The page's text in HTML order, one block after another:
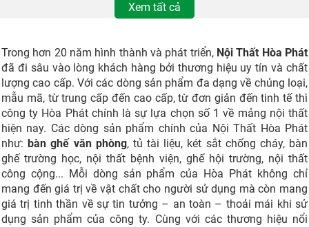
Xem tất cả
Trong hơn 20 năm hình thành và phát triển, Nội Thất Hòa Phát
đã đi sâu vào lòng khách hàng bởi thương hiệu uy tín và chất
lượng cao cấp. Với các dòng sản phẩm đa dạng về chủng loại,
mẫu mã, từ trung cấp đến cao cấp, từ đơn giản đến tinh tế thì
công ty Hòa Phát chính là sự lựa chọn số 1 về mảng nội thất
hiện nay. Các dòng sản phẩm chính của Nội Thất Hòa Phát
như:bàn ghế văn phòng, tủ tài liệu, két sắt chống cháy, bàn
ghế trường học, nội thất bệnh viện, ghế hội trường, nội thất
công cộng... Mỗi dòng sản phẩm của Hòa Phát không chỉ
mang đến giá trị về vật chất cho người sử dụng mà còn mang
giá trị tinh thần về sự tin tưởng – an toàn – thoải mái khi sử
dụng sản phẩm của công ty. Cùng với các thương hiệu nổi